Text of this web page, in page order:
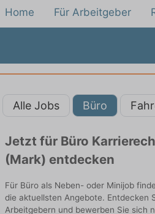
Home Für Arbeitgeber
Alle Jobs Büro
Jetzt für Büro
(Mark) entdecken
Für Büro als Neben- oder Minijob
die aktuellsten Angebote. Entdecken
Arbeitgebern und bewerben Sie sich